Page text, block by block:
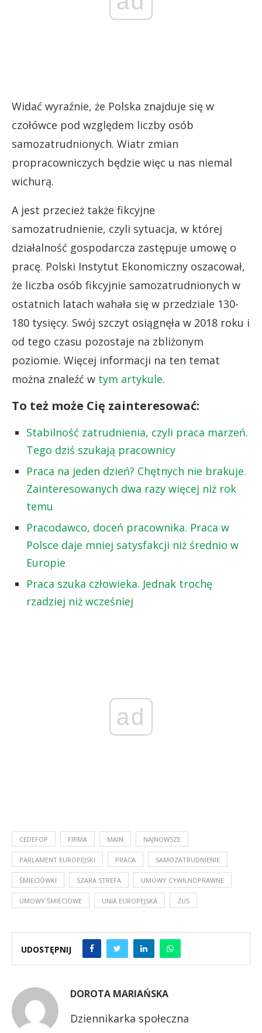
Widać wyraźnie, że Polska znajduje się w
czołówce pod względem liczby osób
samozatrudnionych. Wiatr zmian
propracowniczych będzie więc u nas niemal
wichurą.
A jest przecież także fikcyjne
samozatrudnienie, czyli sytuacja, w której
działalność gospodarcza zastępuje umowę o
pracę. Polski Instytut Ekonomiczny oszacował,
że liczba osób fikcyjnie samozatrudnionych w
ostatnich latach wahała się w przedziale 130-
180 tysięcy. Swój szczyt osiągnęła w 2018 roku i
od tego czasu pozostaje na zbliżonym
poziomie. Więcej informacji na ten temat
można znaleźć w tym artykule.
To też może Cię zainteresować:
Stabilność zatrudnienia, czyli praca marzeń.
Tego dziś szukają pracownicy
Praca na jeden dzień? Chętnych nie brakuje.
Zainteresowanych dwa razy więcej niż rok
temu
Pracodawco, doceń pracownika. Praca w
Polsce daje mniej satysfakcji niż średnio w
Europie
Praca szuka człowieka. Jednak trochę
rzadziej niż wcześniej
ad
CEDEFOP FIRMA MAIN NAJNOWSZE
PARLAMENT EUROPEJSKI PRACA SAMOZATRUDNIENIE
ŚMIECIÓWKI SZARA STREFA UMOWY CYWILNOPRAWNE
UMOWY ŚMIECIOWE UNIA EUROPEJSKA ZUS
UDOSTĘPNIJ
DOROTA MARIAŃSKA
Dziennikarka społeczna